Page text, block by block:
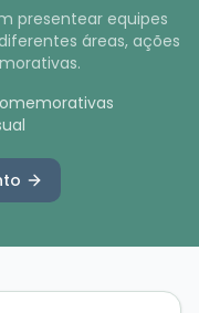
presentear equipes
áreas, ações